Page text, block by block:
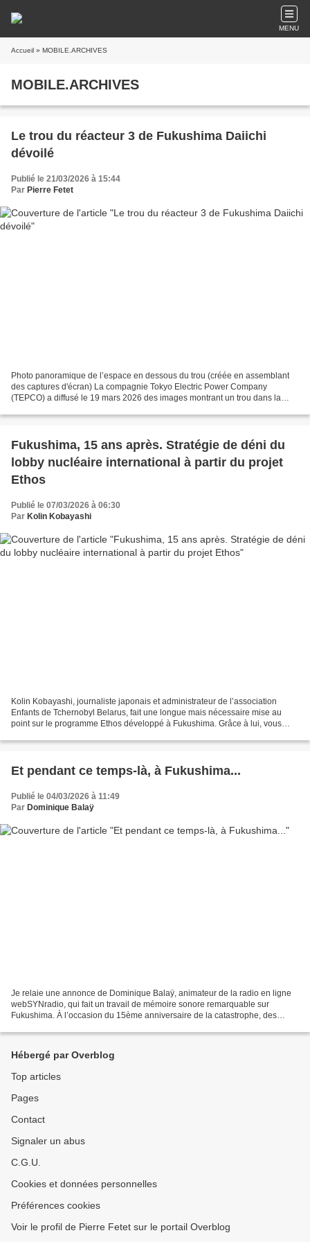
MENU
Accueil » MOBILE.ARCHIVES
MOBILE.ARCHIVES
Le trou du réacteur 3 de Fukushima Daiichi
dévoilé
Publié le 21/03/2026 à 15:44
Par Pierre Fetet
Photo panoramique de l’espace en dessous du trou (créée en assemblant
des captures d'écran) La compagnie Tokyo Electric Power Company
(TEPCO) a diffusé le 19 mars 2026 des images montrant un trou dans la
Fukushima, 15 ans après. Stratégie de déni du
lobby nucléaire international à partir du projet
Ethos
Publié le 07/03/2026 à 06:30
Par Kolin Kobayashi
Kolin Kobayashi, journaliste japonais et administrateur de l’association
Enfants de Tchernobyl Belarus, fait une longue mais nécessaire mise au
point sur le programme Ethos développé à Fukushima. Grâce à lui, vous
Et pendant ce temps-là, à Fukushima...
Publié le 04/03/2026 à 11:49
Par Dominique Balaÿ
Je relaie une annonce de Dominique Balaÿ, animateur de la radio en ligne
webSYNradio, qui fait un travail de mémoire sonore remarquable sur
Fukushima. À l’occasion du 15ème anniversaire de la catastrophe, des
Hébergé par Overblog
Top articles
Pages
Contact
Signaler un abus
C.G.U.
Cookies et données personnelles
Préférences cookies
Voir le profil de Pierre Fetet sur le portail Overblog